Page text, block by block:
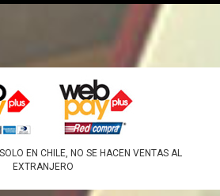
EN CHILE, NO SE HACEN VENTAS AL
EXTRANJERO